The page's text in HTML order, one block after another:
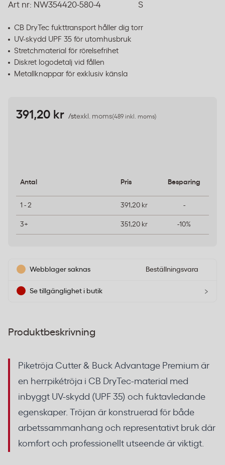
Art nr: NW354420-580-4 S
CB DryTec fukttransport håller dig torr
UV-skydd UPF 35 för utomhusbruk
Stretchmaterial för rörelsefrihet
Diskret logodetalj vid fållen
Metallknappar för exklusiv känsla
391,20 kr /stexkl. moms(489 inkl. moms)
Antal Pris Besparing
1 - 2 391,20 kr -
3+ 351,20 kr -10%
Webblager saknas Beställningsvara
Se tillgänglighet i butik ›
Produktbeskrivning
Piketröja Cutter & Buck Advantage Premium är
en herrpikétröja i CB DryTec-material med
inbyggt UV-skydd (UPF 35) och fuktavledande
egenskaper. Tröjan är konstruerad för både
arbetssammanhang och representativt bruk där
komfort och professionellt utseende är viktigt.